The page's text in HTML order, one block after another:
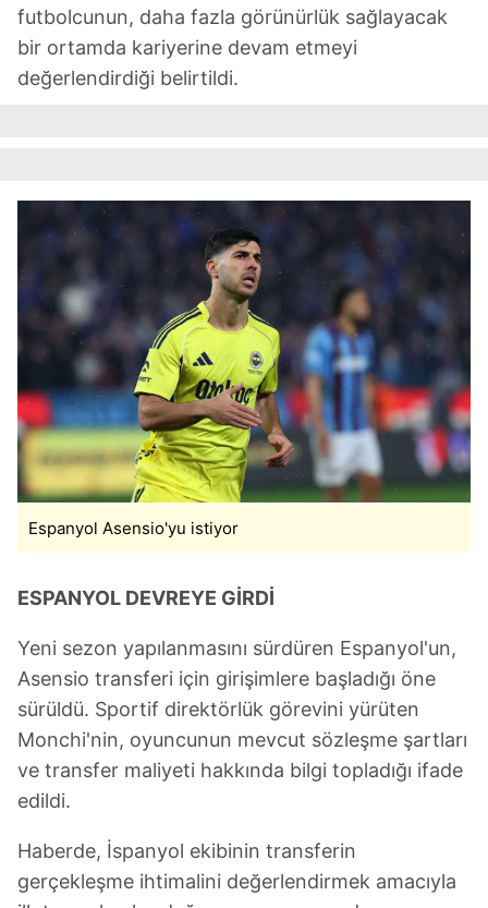
futbolcunun, daha fazla görünürlük sağlayacak
bir ortamda kariyerine devam etmeyi
değerlendirdiği belirtildi.
Espanyol Asensio'yu istiyor
ESPANYOL DEVREYE GİRDİ
Yeni sezon yapılanmasını sürdüren Espanyol'un,
Asensio transferi için girişimlere başladığı öne
sürüldü. Sportif direktörlük görevini yürüten
Monchi'nin, oyuncunun mevcut sözleşme şartları
ve transfer maliyeti hakkında bilgi topladığı ifade
edildi.
Haberde, İspanyol ekibinin transferin
gerçekleşme ihtimalini değerlendirmek amacıyla